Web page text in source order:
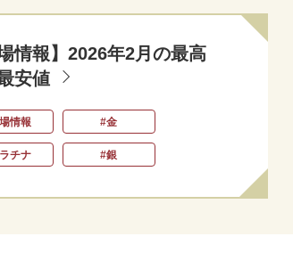
場情報】2026年2月の最高
安値
情報 #金
チナ #銀